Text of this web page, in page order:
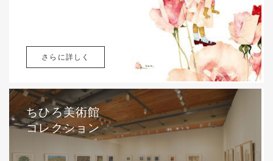
さらに詳しく
ちひろ美術館
コレクション